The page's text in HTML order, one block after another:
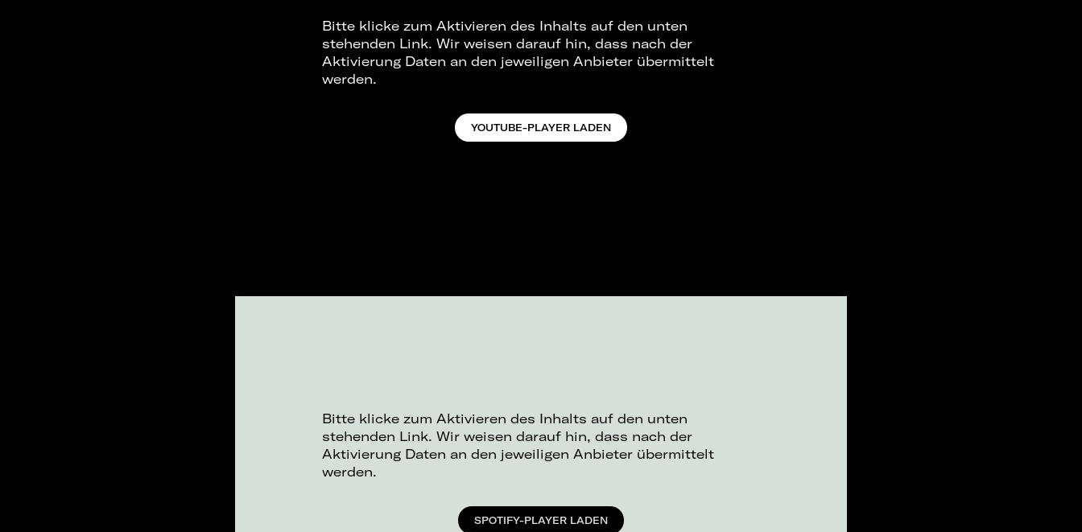
Bitte klicke zum Aktivieren des Inhalts auf den unten
stehenden Link. Wir weisen darauf hin, dass nach der
Aktivierung Daten an den jeweiligen Anbieter übermittelt
werden.
YOUTUBE-PLAYER LADEN
Bitte klicke zum Aktivieren des Inhalts auf den unten
stehenden Link. Wir weisen darauf hin, dass nach der
Aktivierung Daten an den jeweiligen Anbieter übermittelt
werden.
SPOTIFY-PLAYER LADEN